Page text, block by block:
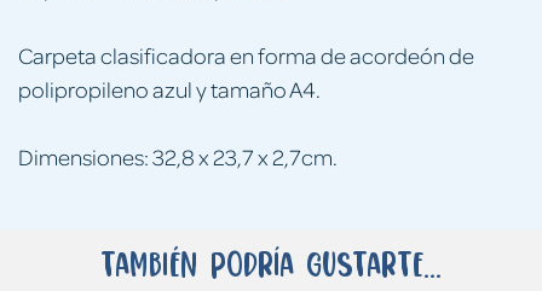
Carpeta clasificadora en forma de acordeón de
polipropileno azul y tamaño A4.
Dimensiones: 32,8 x 23,7 x 2,7cm.
También podría gustarte...